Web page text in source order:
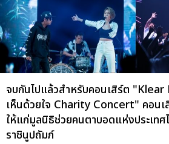
จบกันไปแล้วสำหรับคอนเสิร์ต
เห็นด้วยใจ Charity Concert" คอนเ
ให้แก่มูลนิธิช่วยคนตาบอดแห่งประเทศ
ราชินูปถัมภ์